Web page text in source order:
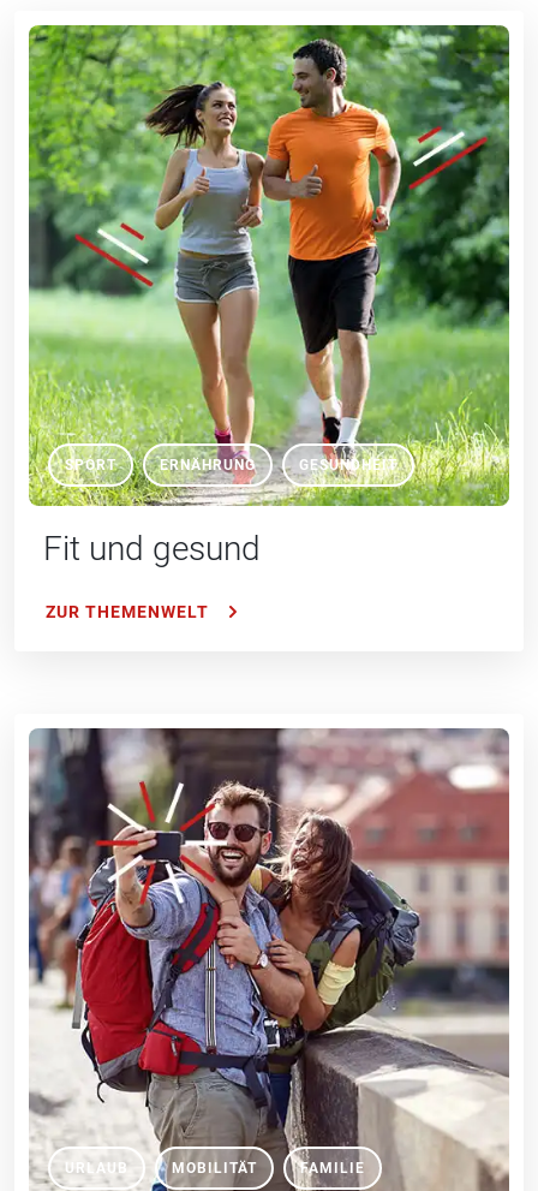
SPORT ERNÄHRUNG GESUNDHEIT
Fit und gesund
ZUR THEMENWELT
URLAUB MOBILITÄT FAMILIE